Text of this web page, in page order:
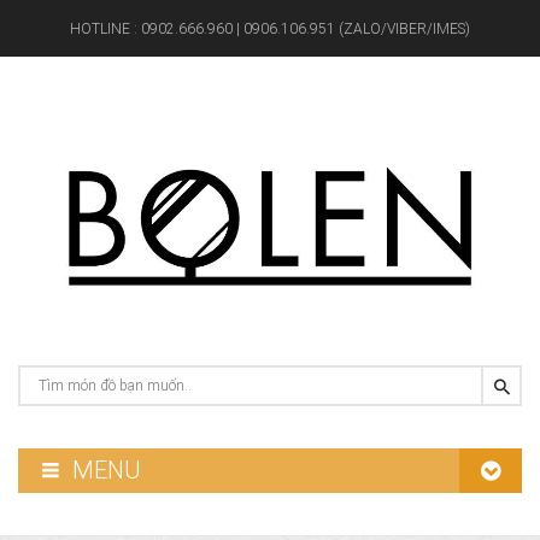
HOTLINE : 0902.666.960 | 0906.106.951 (ZALO/VIBER/IMES)
MENU